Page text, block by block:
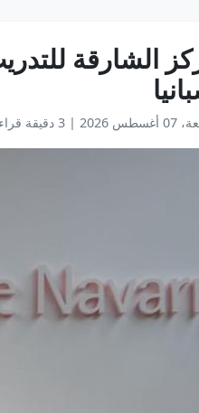
الشارقة
2026
| 3 دقيقة قراءة